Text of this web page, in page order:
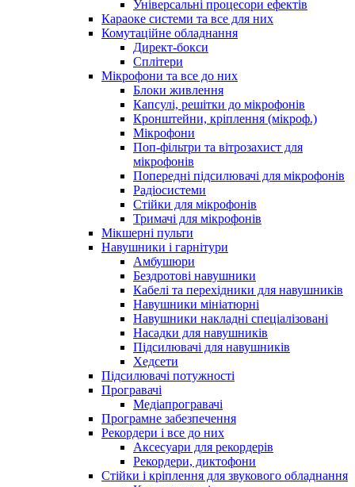
Універсальні процесори ефектів
Караоке системи та все для них
Комутаційне обладнання
Директ-бокси
Сплітери
Мікрофони та все до них
Блоки живлення
Капсулі, решітки до мікрофонів
Кронштейни, кріплення (мікроф.)
Мікрофони
Поп-фільтри та вітрозахист для
мікрофонів
Попередні підсилювачі для мікрофонів
Радіосистеми
Стійки для мікрофонів
Тримачі для мікрофонів
Мікшерні пульти
Навушники і гарнітури
Амбушюри
Бездротові навушники
Кабелі та перехідники для навушників
Навушники мініатюрні
Навушники накладні спеціалізовані
Насадки для навушників
Підсилювачі для навушників
Хедсети
Підсилювачі потужності
Програвачі
Медіапрогравачі
Програмне забезпечення
Рекордери і все до них
Аксесуари для рекордерів
Рекордери, диктофони
Стійки і кріплення для звукового обладнання